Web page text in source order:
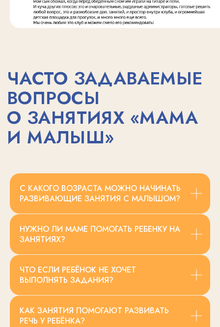
С КАКОГО ВОЗРАСТА МОЖНО НАЧИНАТЬ
РАЗВИВАЮЩИЕ ЗАНЯТИЯ С МАЛЫШОМ?
НУЖНО ЛИ МАМЕ ПОМОГАТЬ РЕБЕНКУ НА
ЗАНЯТИЯХ?
ЧТО ЕСЛИ РЕБЁНОК НЕ ХОЧЕТ
ВЫПОЛНЯТЬ ЗАДАНИЯ?
КАК ЗАНЯТИЯ ПОМОГАЮТ РАЗВИВАТЬ
РЕЧЬ У РЕБЁНКА?